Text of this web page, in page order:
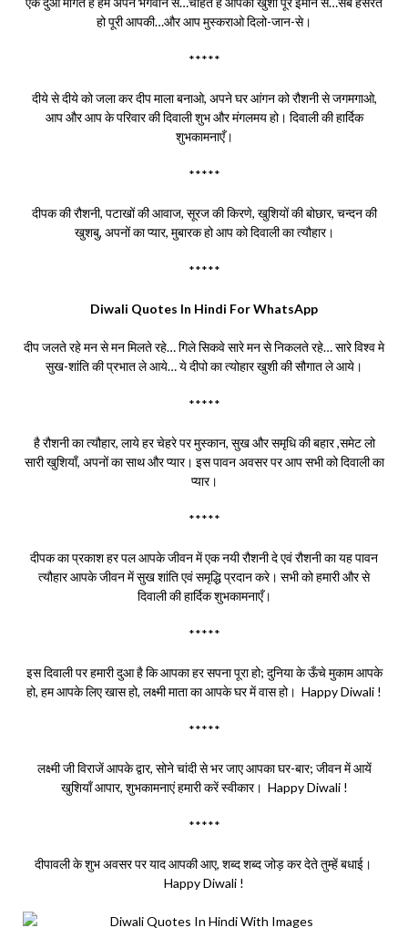
हो पूरी आपकी…और आप मुस्कराओ दिलो-जान-से।
*****
दीये से दीये को जला कर दीप माला बनाओ, अपने घर आंगन को रौशनी से जगमगाओ,
आप और आप के परिवार की दिवाली शुभ और मंगलमय हो। दिवाली की हार्दिक
शुभकामनाएँ।
*****
दीपक की रौशनी, पटाखों की आवाज, सूरज की किरणे, खुशियों की बोछार, चन्दन की
खुशबु, अपनों का प्यार, मुबारक हो आप को दिवाली का त्यौहार।
*****
Diwali Quotes In Hindi For WhatsApp
दीप जलते रहे मन से मन मिलते रहे… गिले सिकवे सारे मन से निकलते रहे… सारे विश्व मे
सुख-शांति की प्रभात ले आये… ये दीपो का त्योहार खुशी की सौगात ले आये।
*****
है रौशनी का त्यौहार, लाये हर चेहरे पर मुस्कान, सुख और समृधि की बहार ,समेट लो
सारी खुशियाँ, अपनों का साथ और प्यार। इस पावन अवसर पर आप सभी को दिवाली का
प्यार।
*****
दीपक का प्रकाश हर पल आपके जीवन में एक नयी रौशनी दे एवं रौशनी का यह पावन
त्यौहार आपके जीवन में सुख शांति एवं समृद्धि प्रदान करे। सभी को हमारी और से
दिवाली की हार्दिक शुभकामनाएँ।
*****
इस दिवाली पर हमारी दुआ है कि आपका हर सपना पूरा हो; दुनिया के ऊँचे मुकाम आपके
हो, हम आपके लिए खास हो, लक्ष्मी माता का आपके घर में वास हो। Happy Diwali !
*****
लक्ष्मी जी विराजें आपके द्वार, सोने चांदी से भर जाए आपका घर-बार; जीवन में आयें
खुशियाँ आपार, शुभकामनाएं हमारी करें स्वीकार। Happy Diwali !
*****
दीपावली के शुभ अवसर पर याद आपकी आए, शब्द शब्द जोड़ कर देते तुम्हें बधाई।
Happy Diwali !